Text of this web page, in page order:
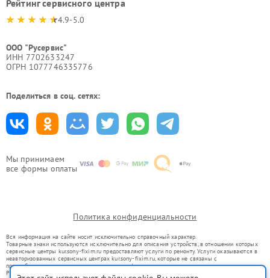
Мы принимаем
все формы оплаты
Рейтинг сервисного центра
4.9-5.0
ООО "Русервис"
ИНН 7702633247
ОГРН 1077746335776
Поделиться в соц. сетях:
Политика конфиденциальности
Вся информация на сайте носит исключительно справочный характер.
Товарные знаки используются исключительно для описания устройств, в отношении которых
сервисные центры kur.sony-fixim.ru предоставляют услуги по ремонту. Услуги оказываются в
неавторизованных сервисных центрах kur.sony-fixim.ru, которые не связаны с
правообладателями товарных знаков или их официальными представителями.
Ремонт осуществляется для устройств, уже введенных в гражданский оборот в соответствии